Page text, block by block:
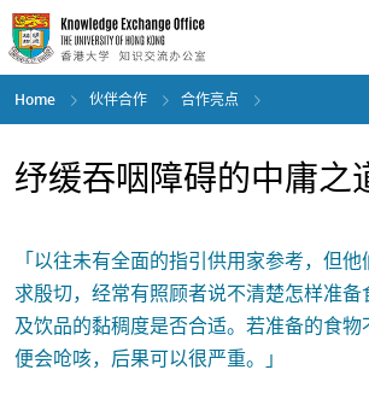
Skip
to
main
content
Home 伙伴合作 合作亮点
纾缓吞咽障碍的中庸之
「以往未有全面的指引供用家参考，但
求殷切，经常有照顾者说不清楚怎样准备
及饮品的黏稠度是否合适。若准备的食物
便会呛咳，后果可以很严重。」